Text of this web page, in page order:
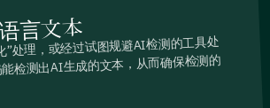
言文本
”处理，或经过试图规避AI检测的工具处
检测出AI生成的文本，从而确保检测的